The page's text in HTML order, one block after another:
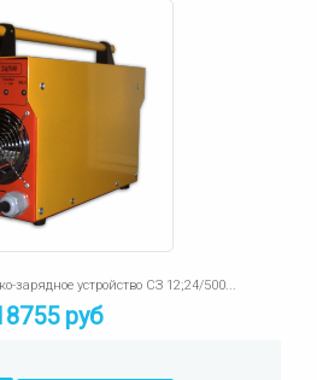
зарядное устройство СЗ 12;24/500...
руб